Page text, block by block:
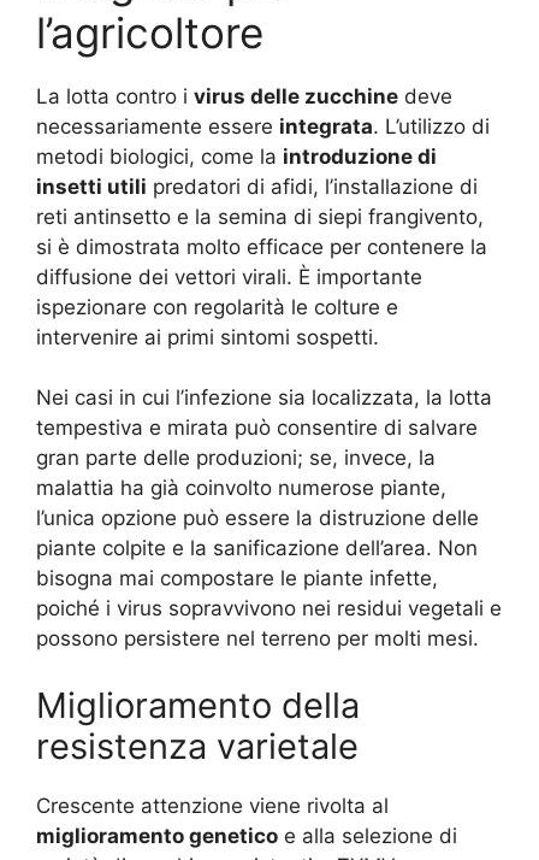
l’agricoltore
La lotta contro i virus delle zucchine deve
necessariamente essere integrata. L’utilizzo di
metodi biologici, come la introduzione di
insetti utili predatori di afidi, l’installazione di
reti antinsetto e la semina di siepi frangivento,
si è dimostrata molto efficace per contenere la
diffusione dei vettori virali. È importante
ispezionare con regolarità le colture e
intervenire ai primi sintomi sospetti.
Nei casi in cui l’infezione sia localizzata, la lotta
tempestiva e mirata può consentire di salvare
gran parte delle produzioni; se, invece, la
malattia ha già coinvolto numerose piante,
l’unica opzione può essere la distruzione delle
piante colpite e la sanificazione dell’area. Non
bisogna mai compostare le piante infette,
poiché i virus sopravvivono nei residui vegetali e
possono persistere nel terreno per molti mesi.
Miglioramento della
resistenza varietale
Crescente attenzione viene rivolta al
miglioramento genetico e alla selezione di